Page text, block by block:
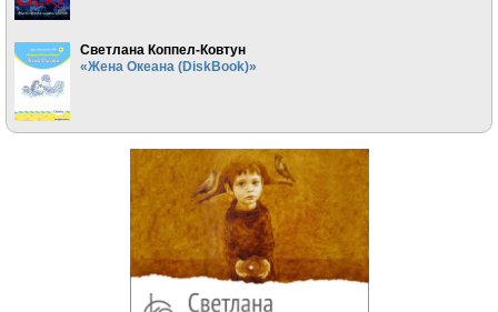
Светлана Коппел-Ковтун
«Жена Океана (DiskBook)»